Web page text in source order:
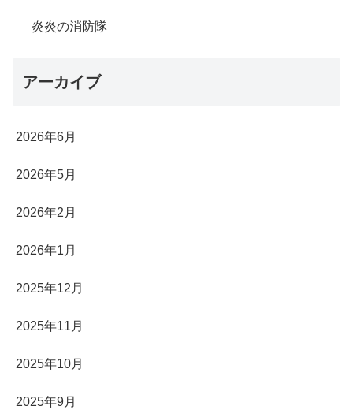
炎炎の消防隊
アーカイブ
2026年6月
2026年5月
2026年2月
2026年1月
2025年12月
2025年11月
2025年10月
2025年9月